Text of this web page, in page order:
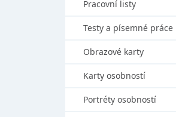
Pracovní listy
Testy a písemné práce
Obrazové karty
Karty osobností
Portréty osobností